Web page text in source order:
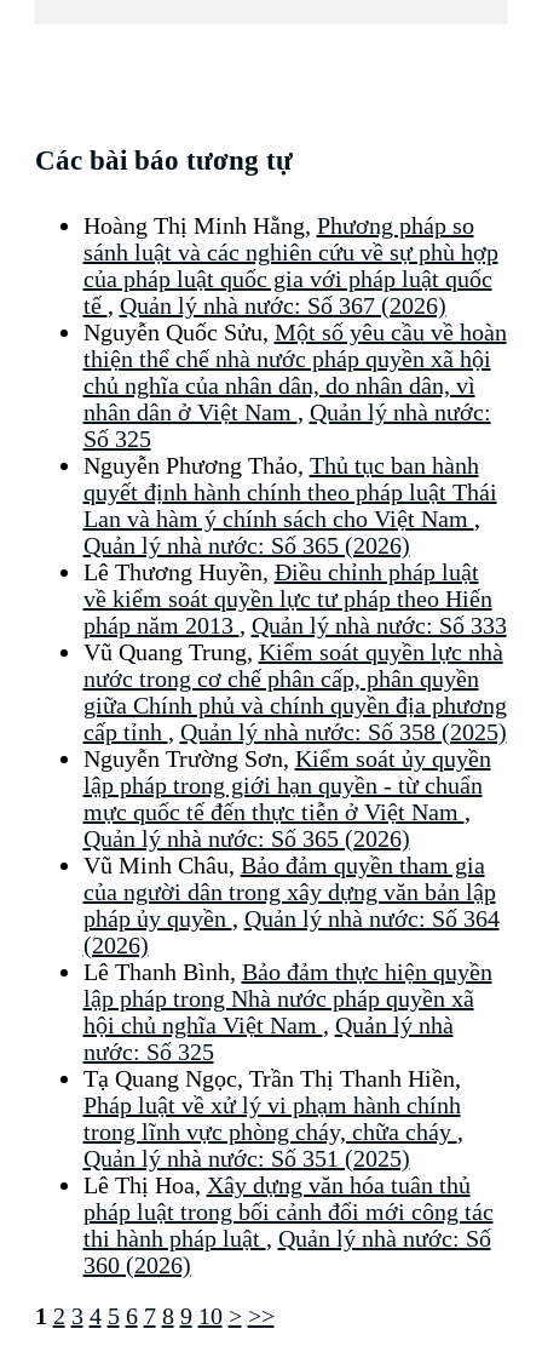
Các bài báo tương tự
Hoàng Thị Minh Hằng, Phương pháp so
sánh luật và các nghiên cứu về sự phù hợp
của pháp luật quốc gia với pháp luật quốc
tế , Quản lý nhà nước: Số 367 (2026)
Nguyễn Quốc Sửu, Một số yêu cầu về hoàn
thiện thể chế nhà nước pháp quyền xã hội
chủ nghĩa của nhân dân, do nhân dân, vì
nhân dân ở Việt Nam , Quản lý nhà nước:
Số 325
Nguyễn Phương Thảo, Thủ tục ban hành
quyết định hành chính theo pháp luật Thái
Lan và hàm ý chính sách cho Việt Nam ,
Quản lý nhà nước: Số 365 (2026)
Lê Thương Huyền, Điều chỉnh pháp luật
về kiểm soát quyền lực tư pháp theo Hiến
pháp năm 2013 , Quản lý nhà nước: Số 333
Vũ Quang Trung, Kiểm soát quyền lực nhà
nước trong cơ chế phân cấp, phân quyền
giữa Chính phủ và chính quyền địa phương
cấp tỉnh , Quản lý nhà nước: Số 358 (2025)
Nguyễn Trường Sơn, Kiểm soát ủy quyền
lập pháp trong giới hạn quyền - từ chuẩn
mực quốc tế đến thực tiễn ở Việt Nam ,
Quản lý nhà nước: Số 365 (2026)
Vũ Minh Châu, Bảo đảm quyền tham gia
của người dân trong xây dựng văn bản lập
pháp ủy quyền , Quản lý nhà nước: Số 364
(2026)
Lê Thanh Bình, Bảo đảm thực hiện quyền
lập pháp trong Nhà nước pháp quyền xã
hội chủ nghĩa Việt Nam , Quản lý nhà
nước: Số 325
Tạ Quang Ngọc, Trần Thị Thanh Hiền,
Pháp luật về xử lý vi phạm hành chính
trong lĩnh vực phòng cháy, chữa cháy ,
Quản lý nhà nước: Số 351 (2025)
Lê Thị Hoa, Xây dựng văn hóa tuân thủ
pháp luật trong bối cảnh đổi mới công tác
thi hành pháp luật , Quản lý nhà nước: Số
360 (2026)
1 2 3 4 5 6 7 8 9 10 > >>